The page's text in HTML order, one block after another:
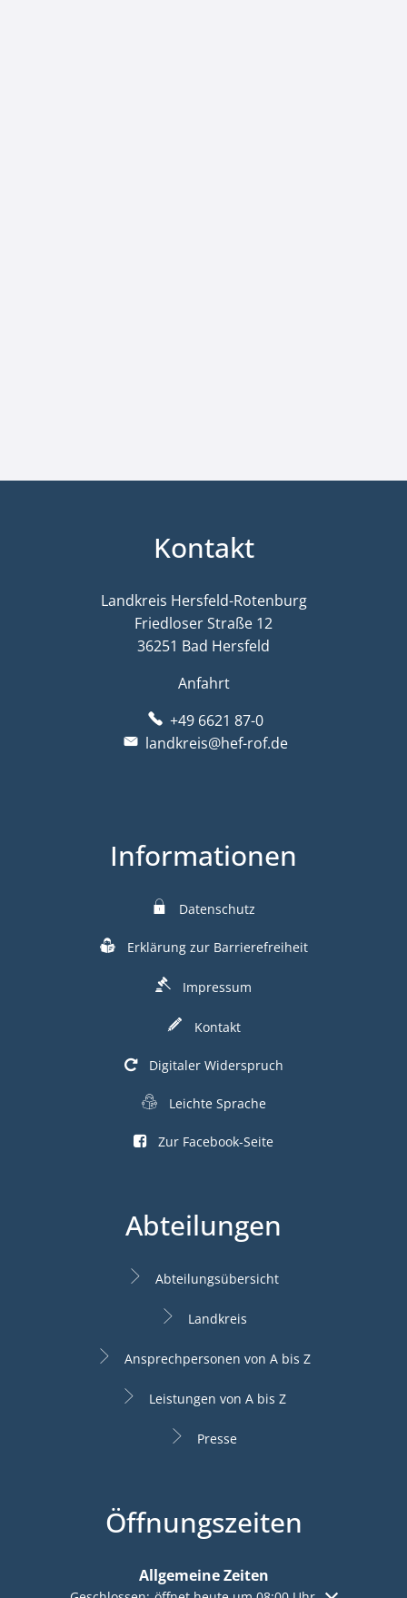
Kontakt
Landkreis Hersfeld-Rotenburg
Friedloser Straße 12
36251 Bad Hersfeld
Anfahrt
+49 6621 87-0
landkreis@hef-rof.de
Informationen
Datenschutz
Erklärung zur Barrierefreiheit
Impressum
Kontakt
Digitaler Widerspruch
Leichte Sprache
Zur Facebook-Seite
Abteilungen
Abteilungsübersicht
Landkreis
Ansprechpersonen von A bis Z
Leistungen von A bis Z
Presse
Öffnungszeiten
Allgemeine Zeiten